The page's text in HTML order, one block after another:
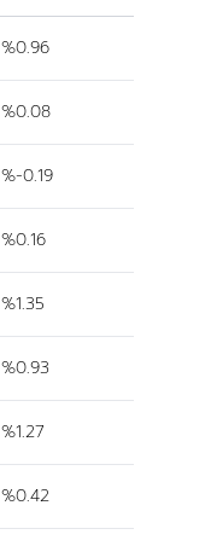
%0.96
%0.08
%-0.19
%0.16
%1.35
%0.93
%1.27
%0.42